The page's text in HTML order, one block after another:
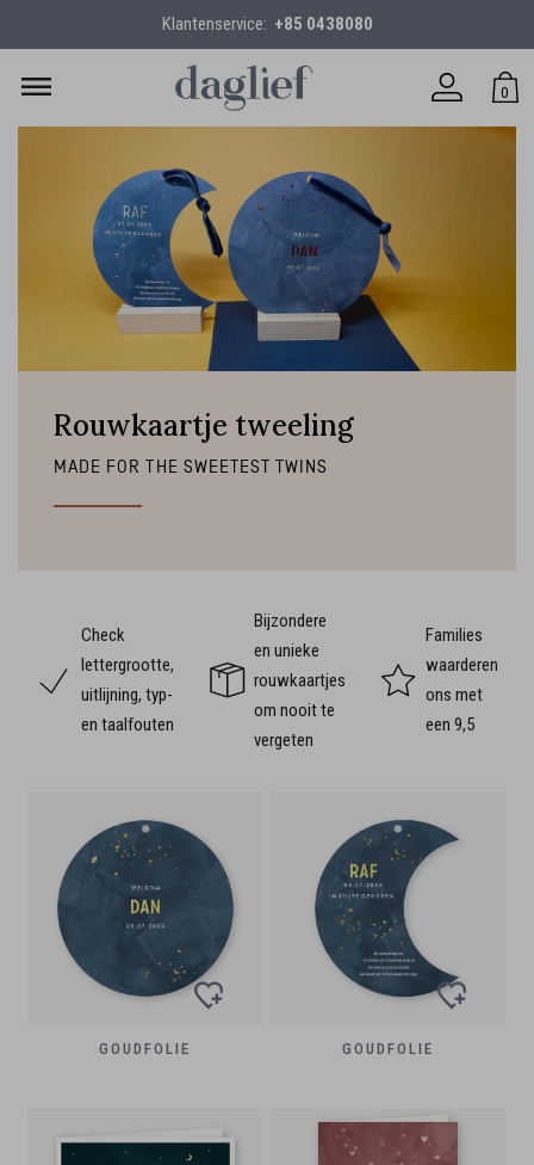
Klantenservice: +85 0438080
0
Rouwkaartje tweeling
MADE FOR THE SWEETEST TWINS
Check
lettergrootte,
uitlijning, typ-
en taalfouten
Bijzondere
en unieke
rouwkaartjes
om nooit te
vergeten
Families
waarderen
ons met
een 9,5
GOUDFOLIE GOUDFOLIE